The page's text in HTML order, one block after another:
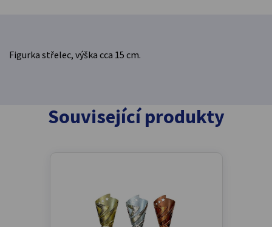
Figurka střelec, výška cca 15 cm.
Související produkty